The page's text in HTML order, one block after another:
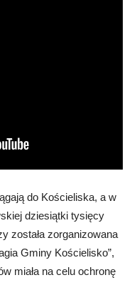
do Kościeliska, a w
dziesiątki tysięcy
została zorganizowana
Gminy Kościelisko”,
miała na celu ochronę